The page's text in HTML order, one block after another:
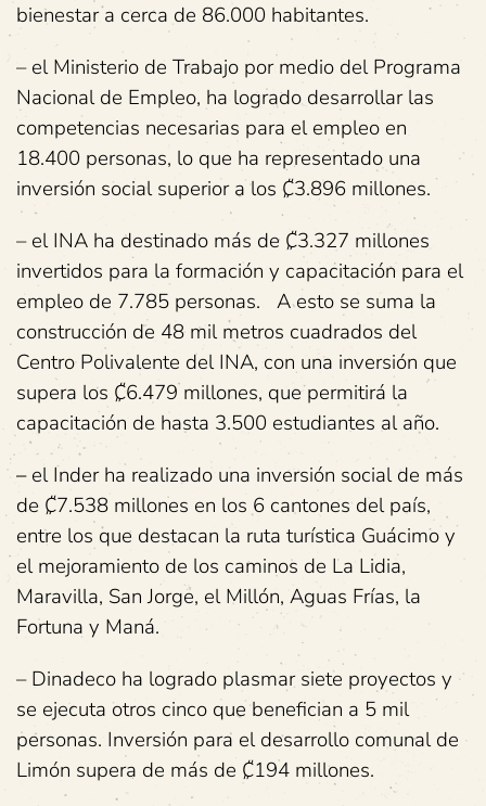
bienestar a cerca de 86.000 habitantes.
– el Ministerio de Trabajo por medio del Programa
Nacional de Empleo, ha logrado desarrollar las
competencias necesarias para el empleo en
18.400 personas, lo que ha representado una
inversión social superior a los ₡3.896 millones.
– el INA ha destinado más de ₡3.327 millones
invertidos para la formación y capacitación para el
empleo de 7.785 personas. A esto se suma la
construcción de 48 mil metros cuadrados del
Centro Polivalente del INA, con una inversión que
supera los ₡6.479 millones, que permitirá la
capacitación de hasta 3.500 estudiantes al año.
–el Inder ha realizado una inversión social de más
de ₡7.538 millones en los 6 cantones del país,
entre los que destacan la ruta turística Guácimo y
el mejoramiento de los caminos de La Lidia,
Maravilla, San Jorge, el Millón, Aguas Frías, la
Fortuna y Maná.
– Dinadeco ha logrado plasmar siete proyectos y
se ejecuta otros cinco que benefician a 5 mil
personas. Inversión para el desarrollo comunal de
Limón supera de más de ₡194 millones.